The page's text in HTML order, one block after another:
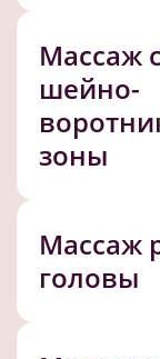
Массаж
шейно-
зоны
Массаж
головы